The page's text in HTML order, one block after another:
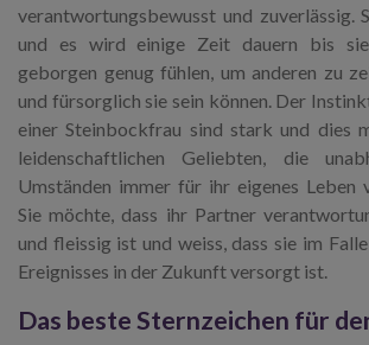
verantwortungsbewusst und zuverlässig.
und es wird einige Zeit dauern bis
geborgen genug fühlen, um anderen zu
und fürsorglich sie sein können. Der
einer Steinbockfrau sind stark und dies
leidenschaftlichen Geliebten, die
Umständen immer für ihr eigenes Leben
Sie möchte, dass ihr Partner
und fleissig ist und weiss, dass sie im
Ereignisses in der Zukunft versorgt ist.
Das beste Sternzeichen für